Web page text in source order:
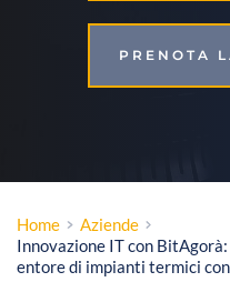
PRENOTA
Home
Aziende
Innovazione IT con
entore di impianti termici